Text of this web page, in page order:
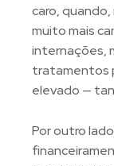
caro,
muito mais
internações,
tratamentos
elevado —
Por outro